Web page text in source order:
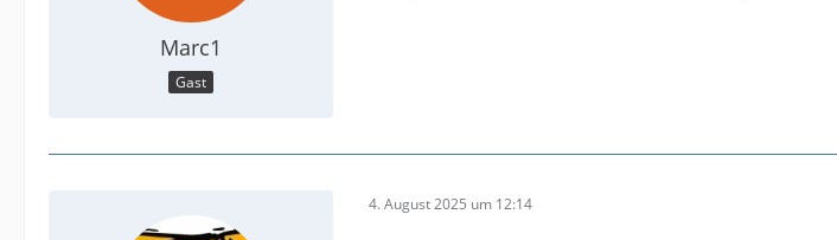
Marc1
Gast
4. August 2025 um 12:14